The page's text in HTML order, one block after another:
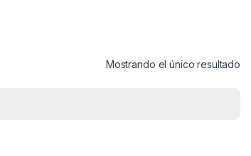
Mostrando el único resultado